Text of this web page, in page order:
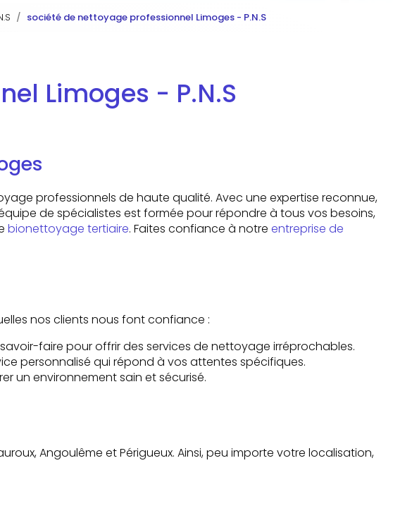
société de nettoyage professionnel Limoges - P.N.S
Limoges - P.N.S
professionnels de haute qualité. Avec une expertise reconnue,
de spécialistes est formée pour répondre à tous vos besoins,
bionettoyage tertiaire. Faites confiance à notre entreprise de
nos clients nous font confiance :
faire pour offrir des services de nettoyage irréprochables.
personnalisé qui répond à vos attentes spécifiques.
un environnement sain et sécurisé.
Angoulême et Périgueux. Ainsi, peu importe votre localisation,